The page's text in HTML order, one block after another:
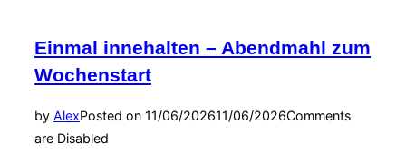
Einmal innehalten – Abendmahl zum
Wochenstart
by AlexPosted on 11/06/202611/06/2026Comments
are Disabled